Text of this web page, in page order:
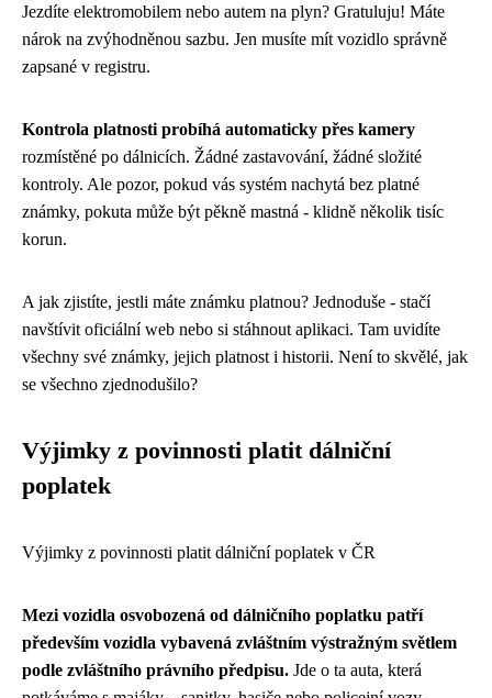
Jezdíte elektromobilem nebo autem na plyn? Gratuluju! Máte
nárok na zvýhodněnou sazbu. Jen musíte mít vozidlo správně
zapsané v registru.
Kontrola platnosti probíhá automaticky přes kamery
rozmístěné po dálnicích. Žádné zastavování, žádné složité
kontroly. Ale pozor, pokud vás systém nachytá bez platné
známky, pokuta může být pěkně mastná - klidně několik tisíc
korun.
A jak zjistíte, jestli máte známku platnou? Jednoduše - stačí
navštívit oficiální web nebo si stáhnout aplikaci. Tam uvidíte
všechny své známky, jejich platnost i historii. Není to skvělé, jak
se všechno zjednodušilo?
Výjimky z povinnosti platit dálniční
poplatek
Výjimky z povinnosti platit dálniční poplatek v ČR
Mezi vozidla osvobozená od dálničního poplatku patří
především vozidla vybavená zvláštním výstražným světlem
podle zvláštního právního předpisu. Jde o ta auta, která